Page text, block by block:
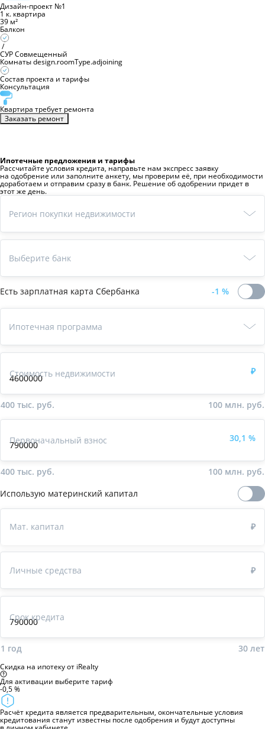
Дизайн-проект №1
1 к. квартира
39 м²
Балкон
/
СУРСовмещенный
Комнатыdesign.roomType.adjoining
Состав проекта и тарифы
Консультация
Квартира требует ремонта
Заказать ремонт
Ипотечные предложения и тарифы
Рассчитайте условия кредита, направьте нам экспресс заявку
на одобрение или заполните анкету, мы проверим её, при необходимости
доработаем и отправим сразу в банк. Решение об одобрении придет в
этот же день.
Регион покупки недвижимости
Выберите банк
Есть зарплатная карта Сбербанка -1 %
Ипотечная
Ипотечная программа
Стоимость недвижимости ₽
400 тыс. руб. 100 млн. руб.
Первоначальный взнос 30,1 %
400 тыс. руб.
100 млн. руб.
Использую материнский капитал
Мат. капитал ₽
Личные средства ₽
Срок кредита
1 год 30 лет
Скидка на ипотеку от iRealty
Для активации выберите тариф
-0,5 %
Расчёт кредита является предварительным, окончательные условия
кредитования станут известны после одобрения и будут доступны